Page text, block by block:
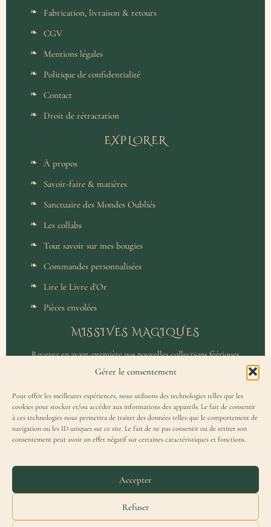
Gérer le consentement
Pour offrir les meilleures expériences, nous utilisons des technologies telles que les
cookies pour stocker et/ou accéder aux informations des appareils. Le fait de consentir
à ces technologies nous permettra de traiter des données telles que le comportement de
navigation ou les ID uniques sur ce site. Le fait de ne pas consentir ou de retirer son
consentement peut avoir un effet négatif sur certaines caractéristiques et fonctions.
Accepter
Refuser
Fabrication, livraison & retours
CGV
Mentions légales
Politique de confidentialité
Contact
Droit de rétractation
EXPLORER
À propos
Savoir-faire & matières
Sanctuaire des Mondes Oubliés
Les collabs
Tout savoir sur mes bougies
Commandes personnalisées
Lire le Livre d'Or
Pièces envolées
MISSIVES MAGIQUES
Recevez en avant-première nos nouvelles collections féériques
et un accès privilégié aux coulisses de l'atelier.
J'accepte de recevoir la Missive Magique et j'ai lu lapolitique de